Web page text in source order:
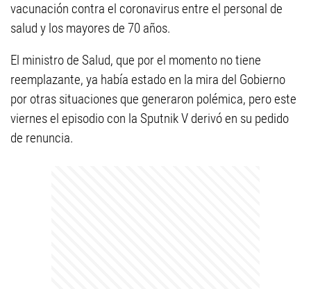
vacunación contra el coronavirus entre el personal de
salud y los mayores de 70 años.
El ministro de Salud, que por el momento no tiene
reemplazante, ya había estado en la mira del Gobierno
por otras situaciones que generaron polémica, pero este
viernes el episodio con la Sputnik V derivó en su pedido
de renuncia.